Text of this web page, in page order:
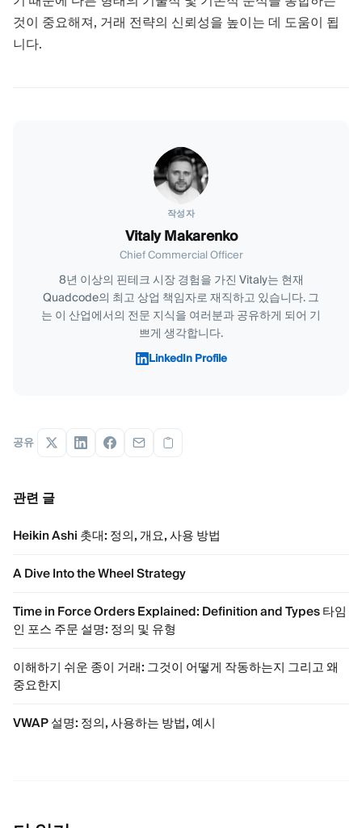
것이 중요해져, 거래 전략의 신뢰성을 높이는 데 도움이 됩
니다.
작성자
Vitaly Makarenko
Chief Commercial Officer
8년 이상의 핀테크 시장 경험을 가진 Vitaly는 현재
Quadcode의 최고 상업 책임자로 재직하고 있습니다. 그
는 이 산업에서의 전문 지식을 여러분과 공유하게 되어 기
쁘게 생각합니다.
LinkedIn Profile
공유
관련 글
Heikin Ashi 촛대: 정의, 개요, 사용 방법
A Dive Into the Wheel Strategy
Time in Force Orders Explained: Definition and Types 타임
인 포스 주문 설명: 정의 및 유형
이해하기 쉬운 종이 거래: 그것이 어떻게 작동하는지 그리고 왜
중요한지
VWAP 설명: 정의, 사용하는 방법, 예시